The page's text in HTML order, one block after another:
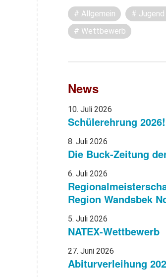
Allgemein
Wettbewerb
News
10. Juli 2026
Schülerehrung 2026!
8. Juli 2026
Die Buck-Zeitung
6. Juli 2026
Region Wandsbek
5. Juli 2026
NATEX-Wettbewerb
27. Juni 2026
Abiturverleihung